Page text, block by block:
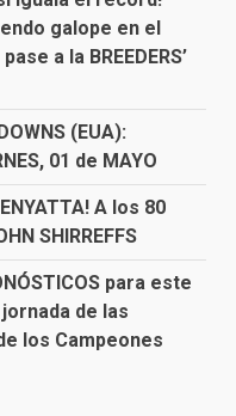
galope en el
a la BREEDERS’
(EUA):
01 de MAYO
A los 80
SHIRREFFS
para este
de las
de los Campeones